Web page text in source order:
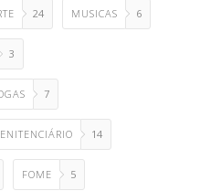
24 MUSICAS 6
3
7
14
FOME 5